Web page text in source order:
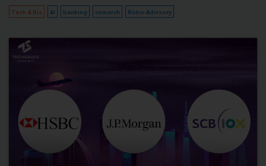
Tech & Biz AI banking comarch Robo-Advisory